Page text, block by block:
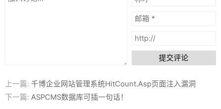
提交评论
上一篇: 千博企业网站管理系统HitCount.Asp页面注入漏洞
下一篇: ASPCMS数据库可插一句话！